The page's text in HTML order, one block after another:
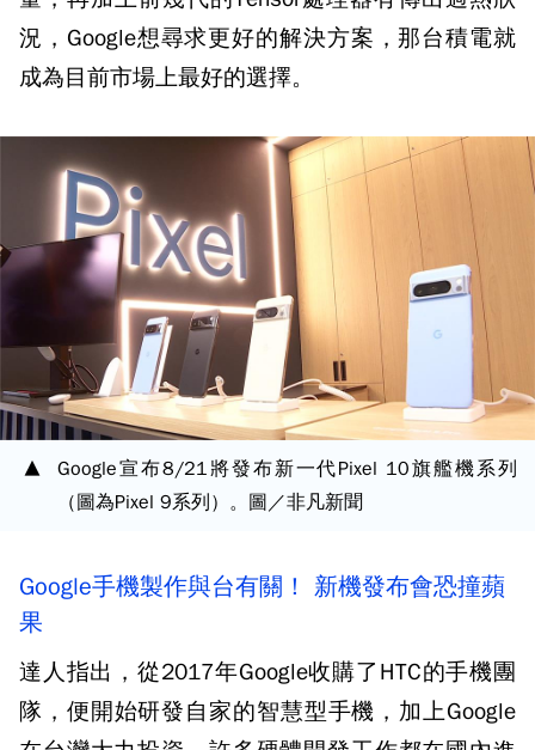
況，Google想尋求更好的解決方案，那台積電就
成為目前市場上最好的選擇。
Google宣布8/21將發布新一代Pixel 10旗艦機系列
（圖為Pixel 9系列）。圖／非凡新聞
Google手機製作與台有關！ 新機發布會恐撞蘋
果
達人指出，從2017年Google收購了HTC的手機團
隊，便開始研發自家的智慧型手機，加上Google